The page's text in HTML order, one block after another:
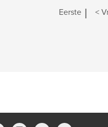
Eerste | <